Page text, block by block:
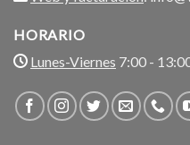
HORARIO
Lunes-Viernes 7:00 -